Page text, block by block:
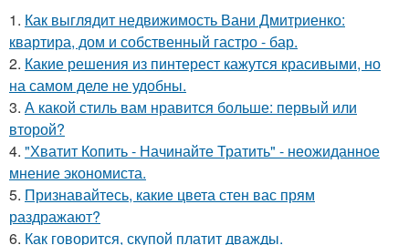
1. Как выглядит недвижимость Вани Дмитриенко:
квартира, дом и собственный гастро - бар.
2. Какие решения из пинтерест кажутся красивыми, но
на самом деле не удобны.
3. А какой стиль вам нравится больше: первый или
второй?
4. "Хватит Копить - Начинайте Тратить" - неожиданное
мнение экономиста.
5. Признавайтесь, какие цвета стен вас прям
раздражают?
6. Как говорится, скупой платит дважды.